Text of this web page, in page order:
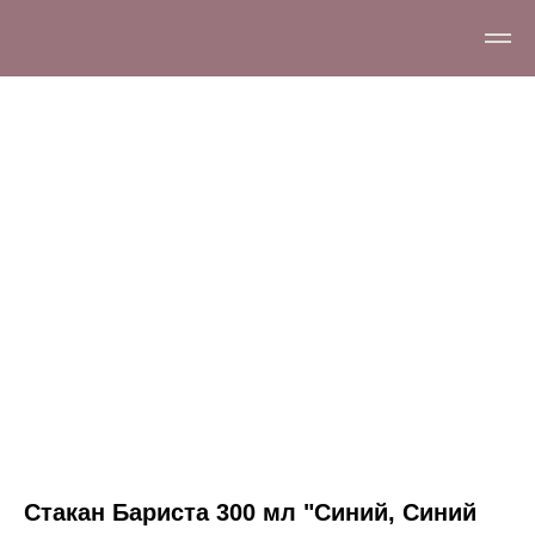
Стакан Бариста 300 мл "Синий, Синий